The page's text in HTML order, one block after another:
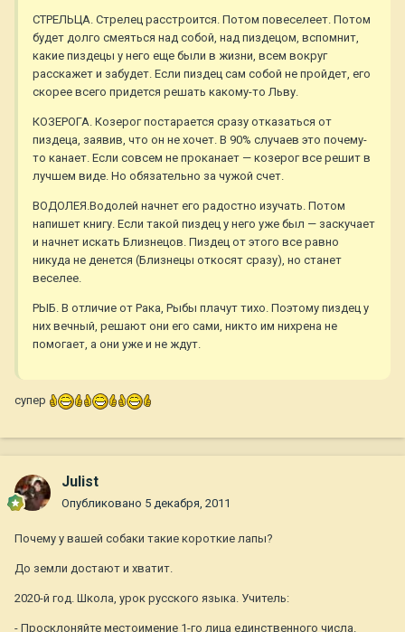
СТРЕЛЬЦА. Стрелец расстроится. Потом повеселеет. Потом
будет долго смеяться над собой, над пиздецом, вспомнит,
какие пиздецы у него еще были в жизни, всем вокруг
расскажет и забудет. Если пиздец сам собой не пройдет, его
скорее всего придется решать какому-то Льву.
КОЗЕРОГА. Козерог постарается сразу отказаться от
пиздеца, заявив, что он не хочет. В 90% случаев это почему-
то канает. Если совсем не проканает — козерог все решит в
лучшем виде. Но обязательно за чужой счет.
ВОДОЛЕЯ.Водолей начнет его радостно изучать. Потом
напишет книгу. Если такой пиздец у него уже был — заскучает
и начнет искать Близнецов. Пиздец от этого все равно
никуда не денется (Близнецы откосят сразу), но станет
веселее.
РЫБ. В отличие от Рака, Рыбы плачут тихо. Поэтому пиздец у
них вечный, решают они его сами, никто им нихрена не
помогает, а они уже и не ждут.
супер
Julist
Опубликовано 5 декабря, 2011
Почему у вашей собаки такие короткие лапы?
До земли достают и хватит.
2020-й год. Школа, урок русского языка. Учитель:
- Просклоняйте местоимение 1-го лица единственного числа.